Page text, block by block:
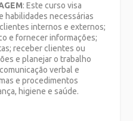
: Este curso visa
habilidades necessárias
internos e externos;
e fornecer informações;
receber clientes ou
e planejar o trabalho
verbal e
e procedimentos
higiene e saúde.